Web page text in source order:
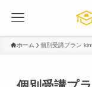
ホーム 個別受講プラン